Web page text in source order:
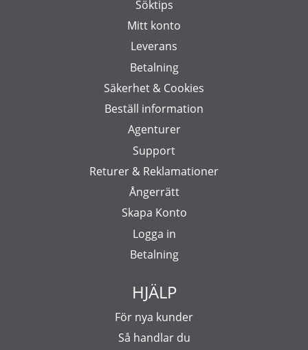
Söktips
Mitt konto
Leverans
Betalning
Säkerhet & Cookies
Beställ information
Agenturer
Support
Returer & Reklamationer
Ångerrätt
Skapa Konto
Logga in
Betalning
HJÄLP
För nya kunder
Så handlar du